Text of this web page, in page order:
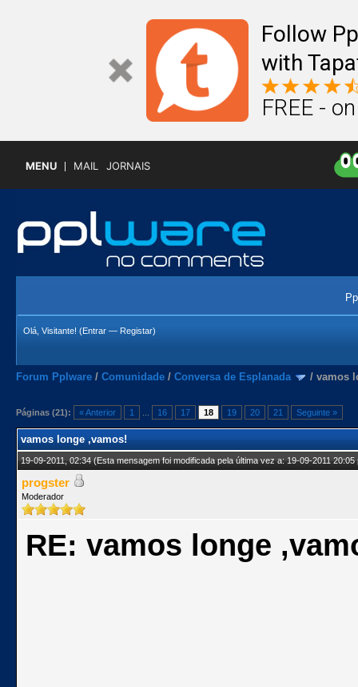
Follow
with
FREE -
MENU MAIL JORNAIS
Olá, Visitante! (Entrar — Registar)
Forum Pplware / Comunidade / Conversa de Esplanada / vamos
Páginas (21): « Anterior 1 16 17 18 19 20 21 Seguinte »
vamos longe ,vamos!
19-09-2011, 02:34(Esta mensagem foi modificada pela última vez a: 19-09-2011
progster
Moderador
RE: vamos longe